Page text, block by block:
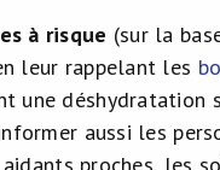
à risque (sur la
leur rappelant les
une déshydratation
aussi les
proches, les